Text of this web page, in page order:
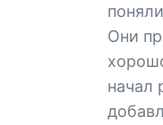
Они
начал